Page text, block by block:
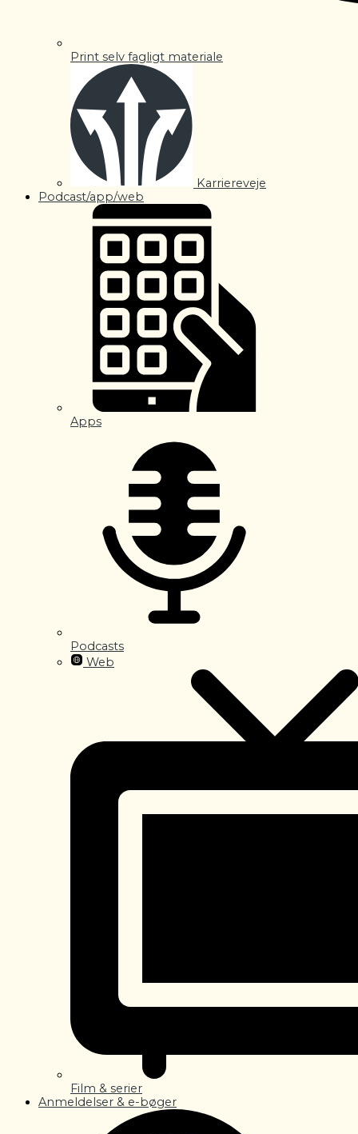
Print selv fagligt materiale
Karriereveje
Podcast/app/web
Apps
Podcasts
Web
Film & serier
Anmeldelser & e-bøger